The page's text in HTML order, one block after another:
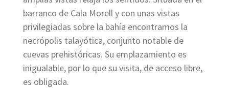
barranco de Cala Morell y con unas vistas
privilegiadas sobre la bahía encontramos la
necrópolis talayótica, conjunto notable de
cuevas prehistóricas. Su emplazamiento es
inigualable, por lo que su visita, de acceso libre,
es obligada.